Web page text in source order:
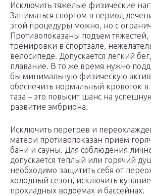
Исключить тяжелые физические
Заниматься спортом в период
этой процедуры можно, но с
Противопоказаны подъем
тренировки в спортзале,
велосипеде. Допускается легкий
плавание. В то же время нужно
бы минимальную физическую
обеспечить нормальный кровоток в
таза – это повысит шанс на
развитие эмбриона.
Исключить перегрев и
матери противопоказан прием
бани и сауны. Для соблюдения
допускается теплый или горячий
необходимо защитить себя от
холодный сезон, исключить
прохладных водоемах и бассейнах.